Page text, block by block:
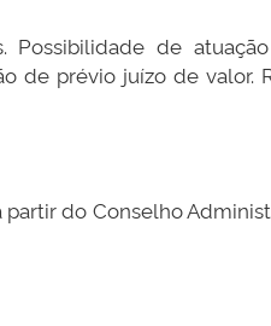
de
prévio juízo de valor.
do Conselho